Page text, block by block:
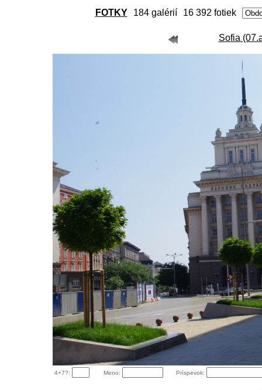
FOTKY 184 galérií 16 392 fotiek
Sofia
4+7?: Meno: Príspevok: